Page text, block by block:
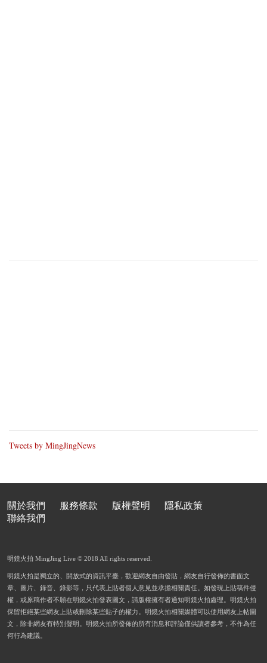
Tweets by MingJingNews
關於我們 服務條款 版權聲明
隱私政策
聯絡我們
明鏡火拍 MingJing Live © 2018 All rights reserved.
明鏡火拍是獨立的、開放式的資訊平臺，歡迎網友自由發貼，網友自行發佈的書面文
章、圖片、錄音、錄影等，只代表上貼者個人意見並承擔相關責任。如發現上貼稿件侵
權，或原稿作者不願在明鏡火拍發表圖文，請版權擁有者通知明鏡火拍處理。明鏡火拍
保留拒絕某些網友上貼或刪除某些貼子的權力。明鏡火拍相關媒體可以使用網友上帖圖
文，除非網友有特別聲明。明鏡火拍所發佈的所有消息和評論僅供讀者參考，不作為任
何行為建議。